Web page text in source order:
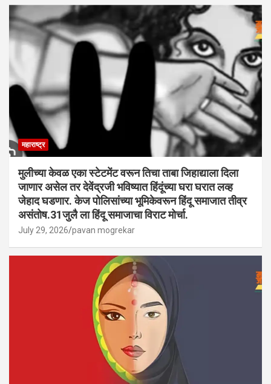
महाराष्ट्र
मुलीच्या केवळ एका स्टेटमेंट वरून तिचा ताबा जिहाद्याला दिला
जाणार असेल तर देवेंद्रजी भविष्यात हिंदूंच्या घरा घरात लव्ह
जेहाद घडणार. केज पोलिसांच्या भूमिकेवरून हिंदू समाजात तीव्र
असंतोष.31जुलै ला हिंदू समाजाचा विराट मोर्चा.
July 29, 2026 pavan mogrekar